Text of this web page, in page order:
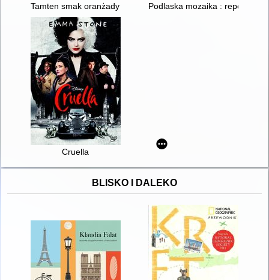
Tamten smak oranżady : z pamiętnika 78' rocznika
Podlaska mozaika : reportaże z
Cruella
BLISKO I DALEKO